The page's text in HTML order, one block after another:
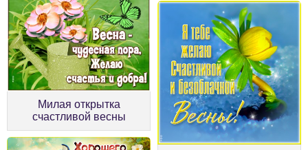
Милая открытка
счастливой весны